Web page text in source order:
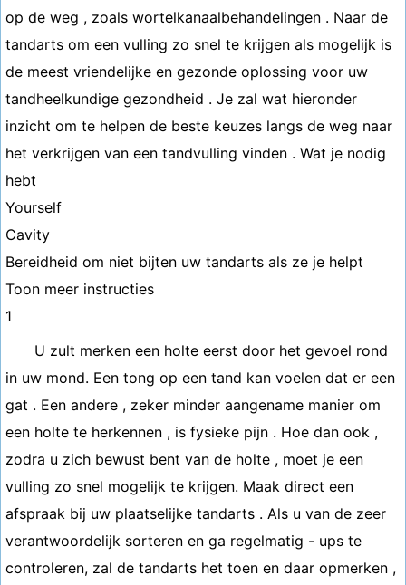
op de weg , zoals wortelkanaalbehandelingen . Naar de
tandarts om een vulling zo snel te krijgen als mogelijk is
de meest vriendelijke en gezonde oplossing voor uw
tandheelkundige gezondheid . Je zal wat hieronder
inzicht om te helpen de beste keuzes langs de weg naar
het verkrijgen van een tandvulling vinden . Wat je nodig
hebt
Yourself
Cavity
Bereidheid om niet bijten uw tandarts als ze je helpt
Toon meer instructies
1
U zult merken een holte eerst door het gevoel rond
in uw mond. Een tong op een tand kan voelen dat er een
gat . Een andere , zeker minder aangename manier om
een holte te herkennen , is fysieke pijn . Hoe dan ook ,
zodra u zich bewust bent van de holte , moet je een
vulling zo snel mogelijk te krijgen. Maak direct een
afspraak bij uw plaatselijke tandarts . Als u van de zeer
verantwoordelijk sorteren en ga regelmatig - ups te
controleren, zal de tandarts het toen en daar opmerken ,